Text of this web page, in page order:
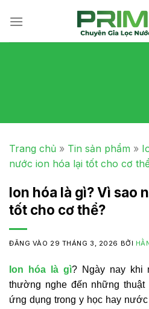
Trang chủ » Tin sản phẩm »
nước ion hóa lại tốt cho cơ
Ion hóa là gì? Vì sao
tốt cho cơ thể?
ĐĂNG VÀO 29 THÁNG 3, 2026 BỞI
Ion hóa là gì? Ngày nay khi
thường nghe đến những
ứng dụng trong y học hay